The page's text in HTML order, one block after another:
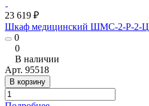
23 619 ₽
Шкаф медицинский ШМС-2-Р-2-Ц
0
0
В наличии
Арт. 95518
В корзину